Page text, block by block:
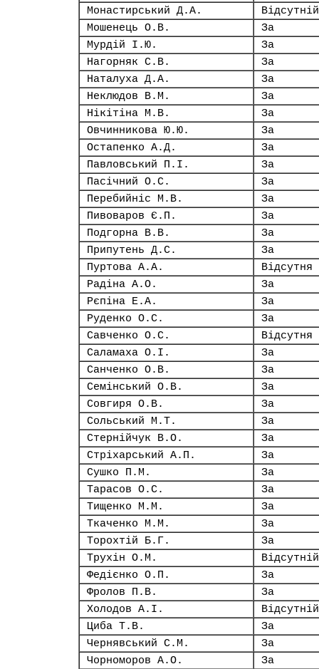
Монастирський Д.А.
Відсутній
Мошенець О.В.
За
Мурдій І.Ю.
За
Нагорняк С.В.
За
Наталуха Д.А.
За
Неклюдов В.М.
За
Нікітіна М.В.
За
Овчинникова Ю.Ю.
За
Остапенко А.Д.
За
Павловський П.І.
За
Пасічний О.С.
За
Перебийніс М.В.
За
Пивоваров Є.П.
За
Подгорна В.В.
За
Припутень Д.С.
За
Пуртова А.А.
Відсутня
Радіна А.О.
За
Рєпіна Е.А.
За
Руденко О.С.
За
Савченко О.С.
Відсутня
Саламаха О.І.
За
Санченко О.В.
За
Семінський О.В.
За
Совгиря О.В.
За
Сольський М.Т.
За
Стернійчук В.О.
За
Стріхарський А.П.
За
Сушко П.М.
За
Тарасов О.С.
За
Тищенко М.М.
За
Ткаченко М.М.
За
Торохтій Б.Г.
За
Трухін О.М.
Відсутній
Федієнко О.П.
За
Фролов П.В.
За
Холодов А.І.
Відсутній
Циба Т.В.
За
Чернявський С.М.
За
Чорноморов А.О.
За